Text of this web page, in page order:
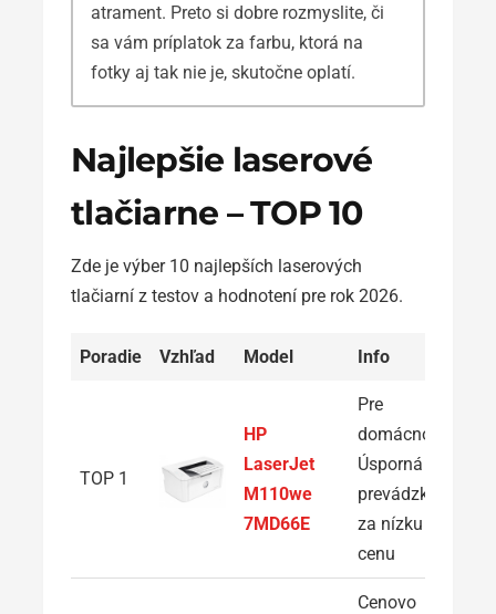
atrament. Preto si dobre rozmyslite, či
sa vám príplatok za farbu, ktorá na
fotky aj tak nie je, skutočne oplatí.
Najlepšie laserové
tlačiarne – TOP 10
Zde je výber 10 najlepších laserových
tlačiarní z testov a hodnotení pre rok 2026.
Poradie Vzhľad Model Info
TOP 1
HP
LaserJet
M110we
7MD66E
Pre
domácnosť:
Úsporná
prevádzka
za nízku
cenu
Cenovo